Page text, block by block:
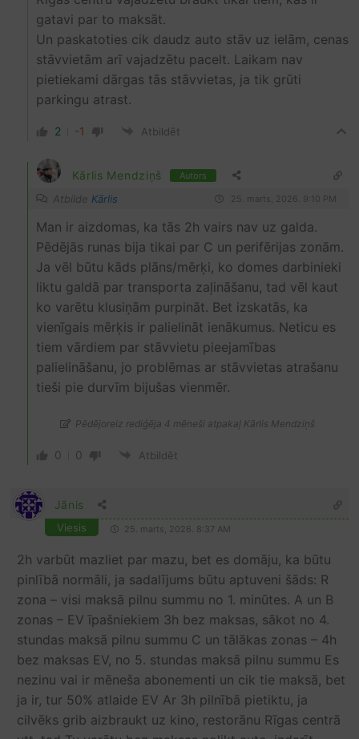
gatavi par to maksāt.
Un paskatoties cik daudz auto stāv uz ielām, cenas
stāvvietām arī vajadzētu pacelt. Laikam nav
pietiekami dārgas tās stāvvietas, ja tik grūti
parkingu atrast.
2 -1 Atbildēt
Kārlis Mendziņš Autors
Atbilde Kārlis 25. marts, 2026. 9:10 PM
Man ir aizdomas, ka tās 2h vairs nav uz galda.
Pēdējās runas bija tikai par C un perifērijas zonām.
Ja vēl būtu kāds plāns/mērķi, ko domes darbinieki
liktu galdā par transporta zaļināšanu, tad vēl kaut
ko varētu klusiņām purpināt. Bet izskatās, ka
vienīgais mērķis ir palielināt ienākumus. Neticu es
tiem vārdiem par stāvvietu pieejamības
palielināšanu, jo problēmas ar stāvvietas atrašanu
tieši pie durvīm bijušas vienmēr.
Pēdējoreiz rediģēja 4 mēneši atpakaļ Kārlis Mendziņš
0 0 Atbildēt
Jānis
Viesis 25. marts, 2026. 8:37 AM
2h varbūt mazliet par mazu, bet es domāju, ka būtu
pinlībā normāli, ja sadalījums būtu aptuveni šāds: R
zona – visi maksā pilnu summu no 1. minūtes. A un B
zonas – EV īpašniekiem 3h bez maksas, sākot no 4.
stundas maksā pilnu summu C un tālākas zonas – 4h
bez maksas EV, no 5. stundas maksā pilnu summu Es
nezinu vai ir mēneša abonementi un cik tie maksā, bet
ja ir, tur 50% atlaide EV Ar 3h pilnībā pietiktu, ja
cilvēks grib aizbraukt uz kino, restorānu Rīgas centrā